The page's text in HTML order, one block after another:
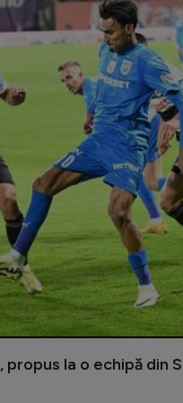
la o echipă din